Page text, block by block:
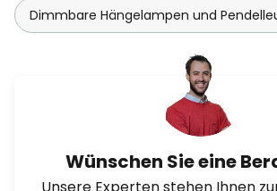
Dimmbare Hängelampen und
Wünschen Sie eine